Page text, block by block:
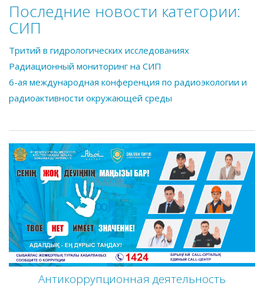
Последние новости категории:
СИП
Тритий в гидрологических исследованиях
Радиационный мониторинг на СИП
6-ая международная конференция по радиоэкологии и
радиоактивности окружающей среды
Антикоррупционная деятельность